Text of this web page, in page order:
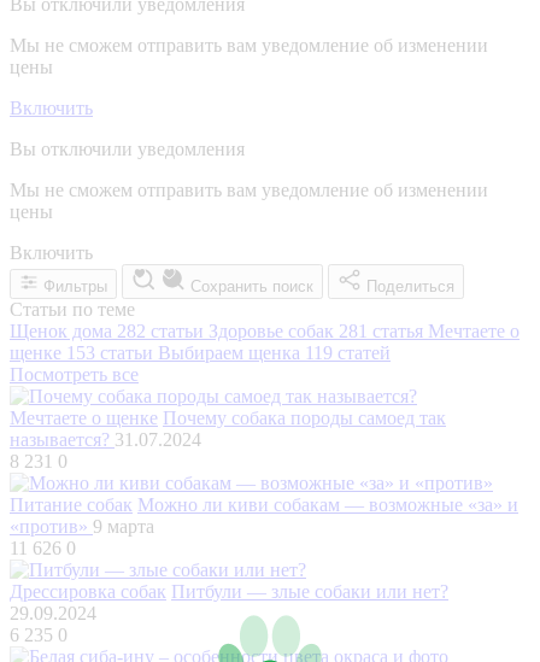
Мы не сможем отправить вам уведомление об изменении
цены
Включить
Вы отключили уведомления
Мы не сможем отправить вам уведомление об изменении
цены
Включить
Фильтры Сохранить поиск Поделиться
Статьи по теме
Щенок дома 282 статьи Здоровье собак 281 статья Мечтаете о
щенке 153 статьи Выбираем щенка 119 статей
Посмотреть все
Мечтаете о щенке Почему собака породы самоед так
называется? 31.07.2024
8 231 0
Питание собак Можно ли киви собакам — возможные «за» и
«против» 9 марта
11 626 0
Дрессировка собак Питбули — злые собаки или нет?
29.09.2024
6 235 0